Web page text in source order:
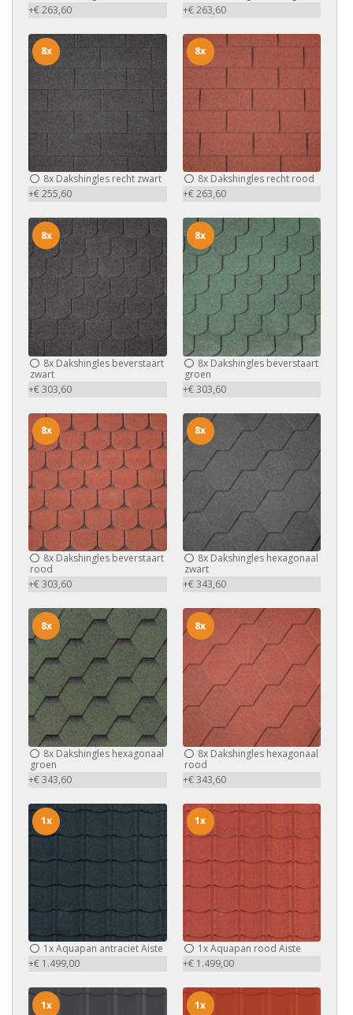
+€ 263,60
+€ 263,60
8x Dakshingles recht zwart
+€ 255,60
8x
8xDakshingles recht rood
+€ 263,60
8x
8x Dakshingles beverstaart
zwart
+€ 303,60
8x
8xDakshingles beverstaart
groen
+€ 303,60
8x
8x Dakshingles beverstaart
rood
+€ 303,60
8x
8xDakshingles hexagonaal
zwart
+€ 343,60
8x
8x Dakshingles hexagonaal
groen
+€ 343,60
8x
8xDakshingles hexagonaal
rood
+€ 343,60
8x
1xAquapan antraciet Aiste
+€ 1.499,00
1x
1xAquapan rood Aiste
+€ 1.499,00
1x
1x 1x